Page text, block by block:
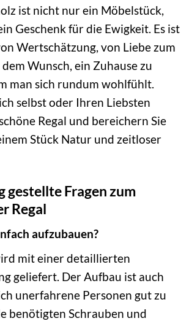
ist nicht nur ein Möbelstück,
Geschenk für die Ewigkeit. Es ist
Wertschätzung, von Liebe zum
Wunsch, ein Zuhause zu
man sich rundum wohlfühlt.
selbst oder Ihren Liebsten
Regal und bereichern Sie
Stück Natur und zeitloser
gestellte Fragen zum
Regal
aufzubauen?
mit einer detaillierten
geliefert. Der Aufbau ist auch
unerfahrene Personen gut zu
benötigten Schrauben und